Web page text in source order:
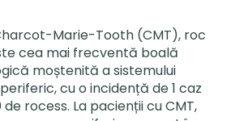
Marie-Tooth (CMT), roc
cea mai frecventă boală
moștenită a sistemului
cu o incidență de 1 caz
de rocess. La pacienții cu CMT,